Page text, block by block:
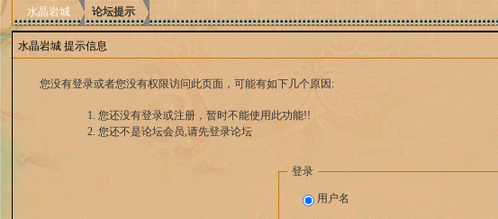
水晶岩城 论坛提示
水晶岩城 提示信息
您没有登录或者您没有权限访问此页面，可能有如下几个原因:
您还没有登录或注册，暂时不能使用此功能!!
您还不是论坛会员,请先登录论坛
登录
用户名